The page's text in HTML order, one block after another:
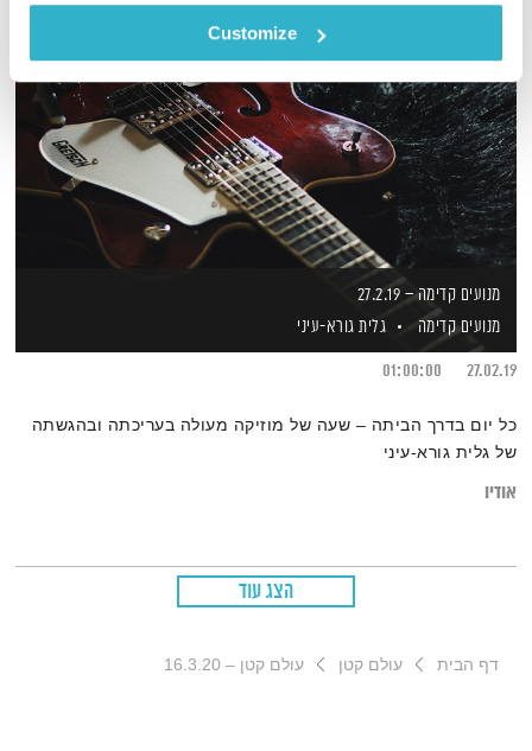
Customize
מנועים קדימה – 27.2.19
מנועים קדימה
גלית גורא-עיני
27.02.19
01:00:00
כל יום בדרך הביתה – שעה של מוזיקה מעולה בעריכתה ובהגשתה
של גלית גורא-עיני
אודיו
הצג עוד
דף הבית עולם קטן עולם קטן – 16.3.20